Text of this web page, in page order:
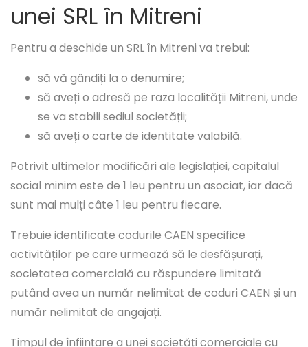
unei SRL în Mitreni
Pentru a deschide un SRL în Mitreni va trebui:
să vă gândiți la o denumire;
să aveți o adresă pe raza localității Mitreni, unde
se va stabili sediul societății;
să aveți o carte de identitate valabilă.
Potrivit ultimelor modificări ale legislației, capitalul
social minim este de 1 leu pentru un asociat, iar dacă
sunt mai mulți câte 1 leu pentru fiecare.
Trebuie identificate codurile CAEN specifice
activităților pe care urmează să le desfășurați,
societatea comercială cu răspundere limitată
putând avea un număr nelimitat de coduri CAEN și un
număr nelimitat de angajați.
Timpul de înființare a unei societăți comerciale cu